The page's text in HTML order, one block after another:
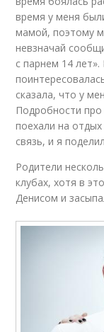
время у меня
мамой, поэтому
невзначай
с парнем 14
сказала, что у
Подробности про
поехали на
связь, и я
Родители
клубах, хотя в
Денисом и